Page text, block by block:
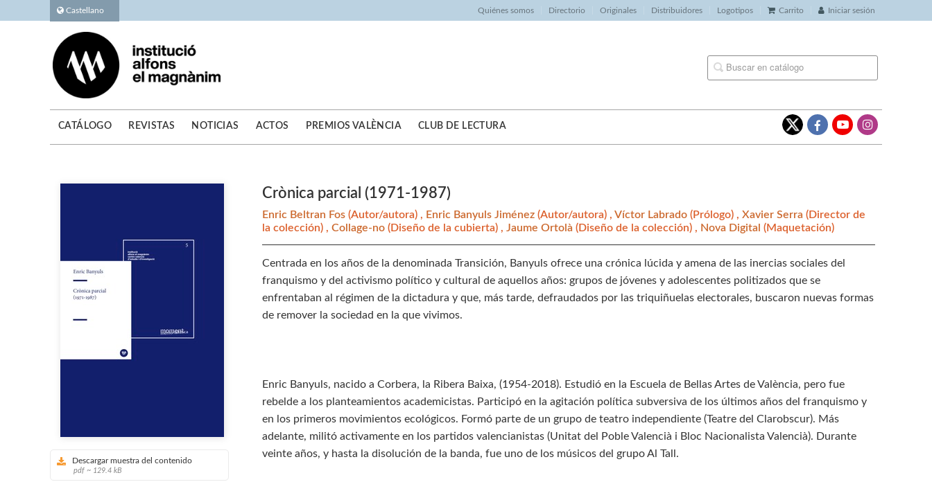
Castellano Quiénes somos Directorio Originales Distribuidores Logotipos Carrito Iniciar sesión
CATÁLOGO REVISTAS NOTICIAS ACTOS PREMIOS VALÈNCIA CLUB DE LECTURA
Descargar muestra del contenido
pdf ~ 129.4 kB
Crònica parcial (1971-1987)
Enric Beltran Fos(Autor/autora) , Enric Banyuls Jiménez(Autor/autora) ,Víctor Labrado(Prólogo) ,Xavier Serra(Director de
la colección) ,Collage-no(Diseño de la cubierta) ,Jaume Ortolà(Diseño de la colección) , Nova Digital(Maquetación)
Centrada en los años de la denominada Transición, Banyuls ofrece una crónica lúcida y amena de las inercias sociales del
franquismo y del activismo político y cultural de aquellos años: grupos de jóvenes y adolescentes politizados que se
enfrentaban al régimen de la dictadura y que, más tarde, defraudados por las triquiñuelas electorales, buscaron nuevas formas
de remover la sociedad en la que vivimos.
Enric Banyuls, nacido a Corbera, la Ribera Baixa, (1954-2018). Estudió en la Escuela de Bellas Artes de València, pero fue
rebelde a los planteamientos academicistas. Participó en la agitación política subversiva de los últimos años del franquismo y
en los primeros movimientos ecológicos. Formó parte de un grupo de teatro independiente (Teatre del Clarobscur). Más
adelante, militó activamente en los partidos valencianistas (Unitat del Poble Valencià i Bloc Nacionalista Valencià). Durante
veinte años, y hasta la disolución de la banda, fue uno de los músicos del grupo Al Tall.